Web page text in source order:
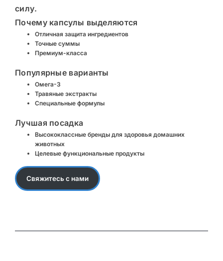
силу.
Почему капсулы выделяются
Отличная защита ингредиентов
Точные суммы
Премиум-класса
Популярные варианты
Омега-3
Травяные экстракты
Специальные формулы
Лучшая посадка
Высококлассные бренды для здоровья домашних
животных
Целевые функциональные продукты
Свяжитесь с нами